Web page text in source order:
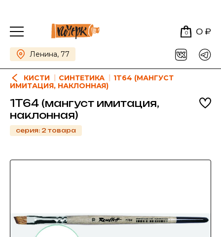
0 0 ₽
Ленина, 77
КИСТИ СИНТЕТИКА
1T64 (МАНГУСТ
ИМИТАЦИЯ, НАКЛОННАЯ)
1T64 (мангуст имитация,
наклонная)
серия: 2 товара